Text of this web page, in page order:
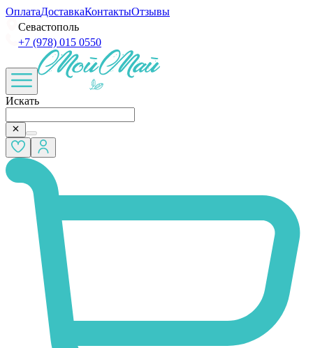
ОплатаДоставкаКонтактыОтзывы
Севастополь
+7 (978) 015 0550
Искать